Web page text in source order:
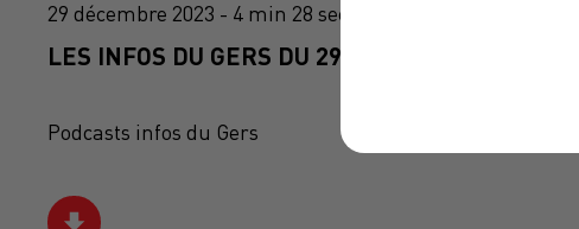
29 décembre 2023 - 4 min 28 sec
LES INFOS DU GERS DU 29/12/2023 À 17H00
Podcasts infos du Gers